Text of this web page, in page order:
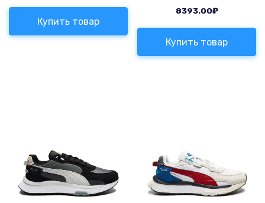
Купить товар
8393.00₽
Купить товар